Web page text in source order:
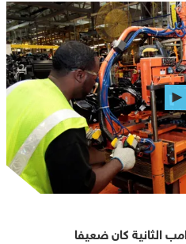
الثانية كان ضعيفا